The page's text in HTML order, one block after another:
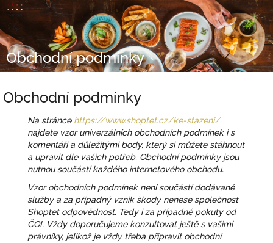
Přejít
obsah
Obchodní podmínky
Obchodní podmínky
Na stránce https://www.shoptet.cz/ke-stazeni/
najdete vzor univerzálních obchodních podmínek i s
komentáři a důležitými body, který si můžete stáhnout
a upravit dle vašich potřeb. Obchodní podmínky jsou
nutnou součástí každého internetového obchodu.
Vzor obchodních podmínek není součástí dodávané
služby a za případný vznik škody nenese společnost
Shoptet odpovědnost. Tedy i za případné pokuty od
ČOI. Vždy doporučujeme konzultovat ještě s vašimi
právníky, jelikož je vždy třeba připravit obchodní